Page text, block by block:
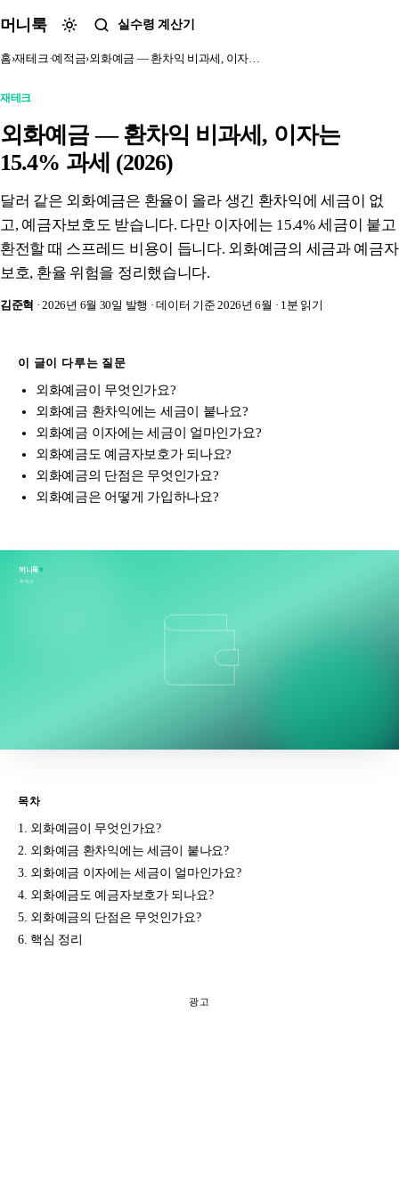
머니룩 실수령 계산기
홈›재테크·예적금›외화예금 — 환차익 비과세, 이자…
재테크
외화예금 — 환차익 비과세, 이자는
15.4% 과세 (2026)
달러 같은 외화예금은 환율이 올라 생긴 환차익에 세금이 없
고, 예금자보호도 받습니다. 다만 이자에는 15.4% 세금이 붙고
환전할 때 스프레드 비용이 듭니다. 외화예금의 세금과 예금자
보호, 환율 위험을 정리했습니다.
김준혁 · 2026년 6월 30일 발행 · 데이터 기준 2026년 6월 · 1분 읽기
이 글이 다루는 질문
외화예금이 무엇인가요?
외화예금 환차익에는 세금이 붙나요?
외화예금 이자에는 세금이 얼마인가요?
외화예금도 예금자보호가 되나요?
외화예금의 단점은 무엇인가요?
외화예금은 어떻게 가입하나요?
머니룩
재테크
목차
외화예금이 무엇인가요?
외화예금 환차익에는 세금이 붙나요?
외화예금 이자에는 세금이 얼마인가요?
외화예금도 예금자보호가 되나요?
외화예금의 단점은 무엇인가요?
핵심 정리
광고